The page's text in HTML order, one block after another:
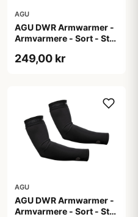
AGU
AGU DWR Armwarmer -
Armvarmere - Sort - Str.
249,00 kr
AGU
AGU DWR Armwarmer -
Armvarmere - Sort - Str.